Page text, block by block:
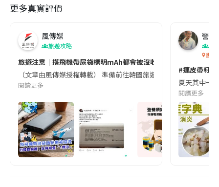
更多真實評價
風傳媒
旅遊攻略
旅遊注意｜搭飛機帶尿袋標明mAh都會被沒收😱出發前切記檢查
（文章由風傳媒授權轉載） 準備前往韓國旅遊的民眾，近期要
閱讀更多
營養
香港
#連皮帶籽
夏天其中一
閱讀更多